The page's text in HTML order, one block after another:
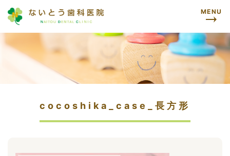
MENU
cocoshika_case_長方形